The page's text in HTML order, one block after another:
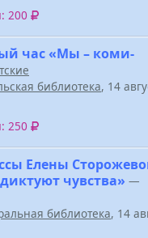
200
час «Мы – коми-
библиотека, 14
250
Елены
чувства» —
библиотека, 14